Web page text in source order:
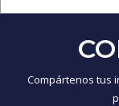
Compártenos tus